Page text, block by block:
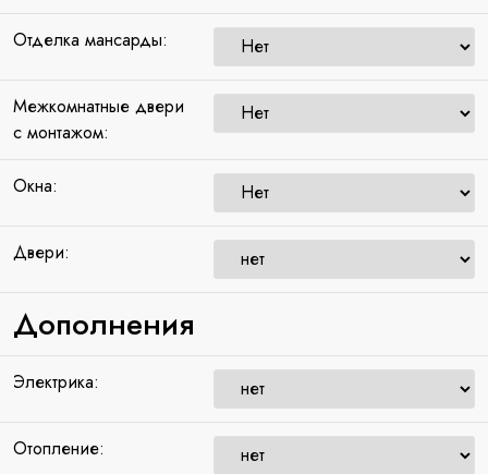
Отделка мансарды:
Межкомнатные двери
с монтажом:
Окна:
Двери:
Дополнения
Электрика:
Отопление: